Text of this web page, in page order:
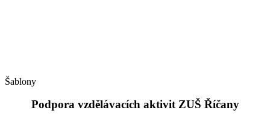
Šablony
Podpora vzdělávacích aktivit ZUŠ Říčany